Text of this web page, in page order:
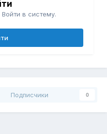
Войти в систему.
Подписчики 0